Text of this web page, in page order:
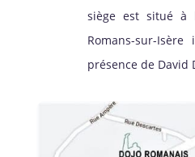
siège est situé
Romans-sur-
présence de David